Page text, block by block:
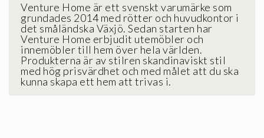
Venture Home är ett svenskt varumärke som
grundades 2014 med rötter och huvudkontor i
det småländska Växjö. Sedan starten har
Venture Home erbjudit utemöbler och
innemöbler till hem över hela världen.
Produkterna är av stilren skandinaviskt stil
med hög prisvärdhet och med målet att du ska
kunna skapa ett hem att trivas i.